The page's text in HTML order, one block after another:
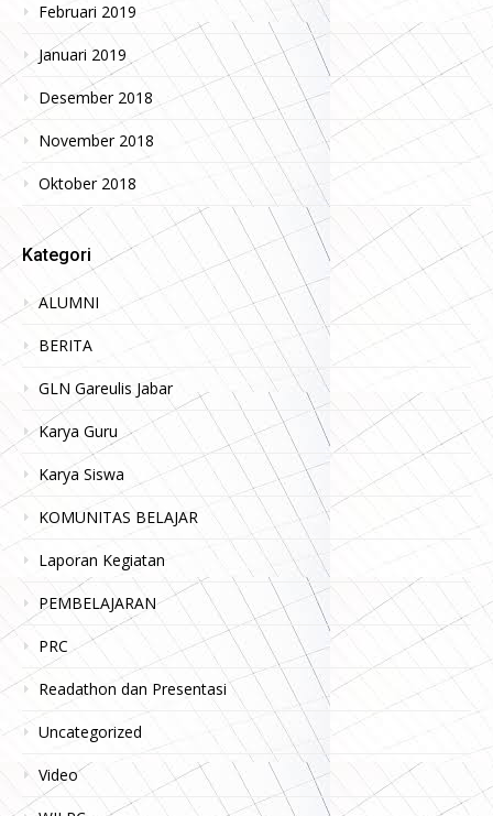
Februari 2019
Januari 2019
Desember 2018
November 2018
Oktober 2018
Kategori
ALUMNI
BERITA
GLN Gareulis Jabar
Karya Guru
Karya Siswa
KOMUNITAS BELAJAR
Laporan Kegiatan
PEMBELAJARAN
PRC
Readathon dan Presentasi
Uncategorized
Video